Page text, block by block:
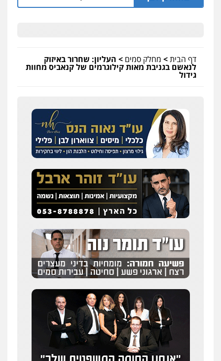
דף הבית> מחלק סמים > העליון: שחרור באיזוק
לנאשם בגניבת מאות קילוגרמים של קנאביס מחוות
גידול
עו"ד אלון קריטי
פלילי כלכלי אלימות סמים מעצרים
שני אלגרבלי – משרד עורכי דין
פלילי עורכי דין לענייני אסירים תעבורה
0507120031
עו"ד רונן בנדל
משפט פלילי פשיעה חמורה פלילי
0524282442